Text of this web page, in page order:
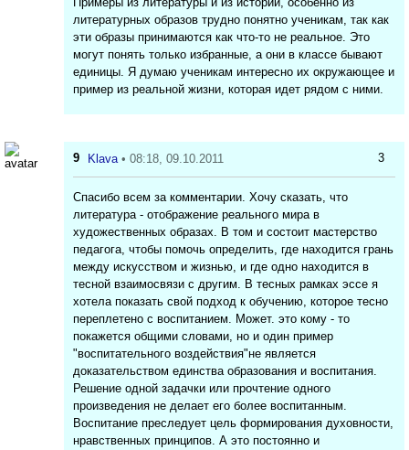
литературных образов трудно понятно ученикам, так как
эти образы принимаются как что-то не реальное. Это
могут понять только избранные, а они в классе бывают
единицы. Я думаю ученикам интересно их окружающее и
пример из реальной жизни, которая идет рядом с ними.
3
9 Klava • 08:18, 09.10.2011
Спасибо всем за комментарии. Хочу сказать, что
литература - отображение реального мира в
художественных образах. В том и состоит мастерство
педагога, чтобы помочь определить, где находится грань
между искусством и жизнью, и где одно находится в
тесной взаимосвязи с другим. В тесных рамках эссе я
хотела показать свой подход к обучению, которое тесно
переплетено с воспитанием. Может. это кому - то
покажется общими словами, но и один пример
"воспитательного воздействия"не является
доказательством единства образования и воспитания.
Решение одной задачки или прочтение одного
произведения не делает его более воспитанным.
Воспитание преследует цель формирования духовности,
нравственных принципов. А это постоянно и